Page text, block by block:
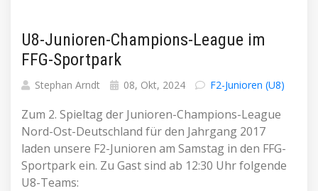
U8-Junioren-Champions-League im
FFG-Sportpark
Stephan Arndt 08, Okt, 2024 F2-Junioren (U8)
Zum 2. Spieltag der Junioren-Champions-League
Nord-Ost-Deutschland für den Jahrgang 2017
laden unsere F2-Junioren am Samstag in den FFG-
Sportpark ein. Zu Gast sind ab 12:30 Uhr folgende
U8-Teams: